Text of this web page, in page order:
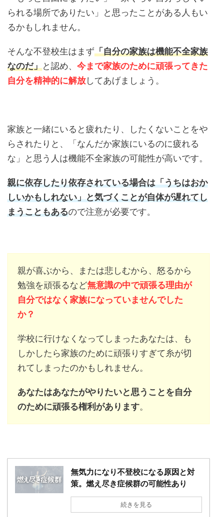
られる場所でありたい」と思ったことがある人もい
るかもしれません。
そんな不登校生はまず「自分の家族は機能不全家族
なのだ」と認め、 今まで家族のために頑張ってきた
自分を精神的に解放してあげましょう。
家族と一緒にいると疲れたり、したくないことをや
らされたりと、「なんだか家族にいるのに疲れる
な」と思う人は機能不全家族の可能性が高いです。
親に依存したり依存されている場合は「うちはおか
しいかもしれない」と気づくことが自体が遅れてし
まうこともあるので注意が必要です。
親が喜ぶから、または悲しむから、怒るから
勉強を頑張るなど無意識の中で頑張る理由が
自分ではなく家族になっていませんでした
か？
学校に行けなくなってしまったあなたは、も
しかしたら家族のために頑張りすぎて糸が切
れてしまったのかもしれません。
あなたはあなたがやりたいと思うことを自分
のために頑張る権利があります。
無気力になり不登校になる原因と対
策。燃え尽き症候群の可能性あり
続きを見る